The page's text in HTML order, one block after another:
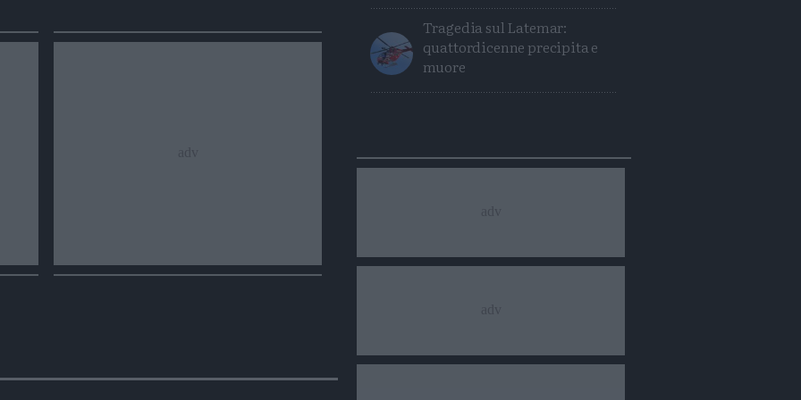
Tragedia sul Latemar:
quattordicenne precipita e
muore